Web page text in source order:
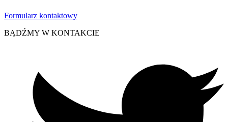
Formularz kontaktowy
BĄDŹMY W KONTAKCIE